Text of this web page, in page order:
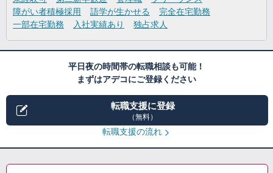
障がい者積極採用
語学が生かせる
完全在宅勤務
一部在宅勤務
入社実績あり 独占求人
平日夜の時間帯の転職相談も可能！
まずはアデコにご登録ください
転職支援に登録
（無料）
転職支援の流れ